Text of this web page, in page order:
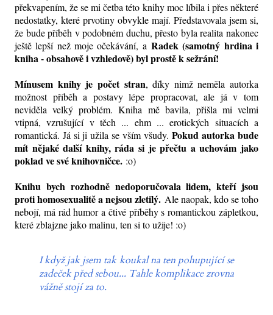
překvapením, že se mi četba této knihy moc líbila i přes některé
nedostatky, které prvotiny obvykle mají. Představovala jsem si,
že bude příběh v podobném duchu, přesto byla realita nakonec
ještě lepší než moje očekávání, a Radek (samotný hrdina i
kniha - obsahově i vzhledově) byl prostě k sežrání!
Mínusem knihy je počet stran, díky nimž neměla autorka
možnost příběh a postavy lépe propracovat, ale já v tom
neviděla velký problém. Kniha mě bavila, přišla mi velmi
vtipná, vzrušující v těch ... ehm ... erotických situacích a
romantická. Já si ji užila se vším všudy.Pokud autorka bude
mít nějaké další knihy, ráda si je přečtu a uchovám jako
poklad ve své knihovničce. :o)
Knihu bych rozhodně nedoporučovala lidem, kteří jsou
proti homosexualitě a nejsou zletilý. Ale naopak, kdo se toho
nebojí, má rád humor a čtivé příběhy s romantickou zápletkou,
které zblajzne jako malinu, ten si to užije! :o)
I když jak jsem tak koukal na ten pohupující se
zadeček před sebou... Tahle komplikace zrovna
vážně stojí za to.